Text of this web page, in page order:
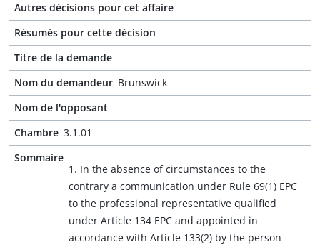
Autres décisions pour cet affaire -
Résumés pour cette décision -
Titre de la demande -
Nom du demandeur Brunswick
Nom de l'opposant -
Chambre 3.1.01
Sommaire
1. In the absence of circumstances to the
contrary a communication under Rule 69(1) EPC
to the professional representative qualified
under Article 134 EPC and appointed in
accordance with Article 133(2) by the person